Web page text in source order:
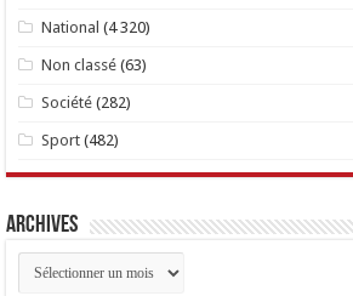
National (4 320)
Non classé (63)
Société (282)
Sport (482)
Archives
Archives